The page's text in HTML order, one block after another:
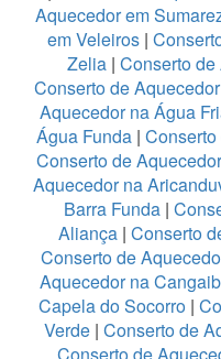
Aquecedor em
em Veleiros|
Zelia | Conserto
Conserto de
Aquecedor na Água
Água Funda |
Conserto de
Aquecedor na
Barra Funda |
Aliança | Conserto
Conserto de
Aquecedor na
Capela do Socorro |
Verde| Conserto de